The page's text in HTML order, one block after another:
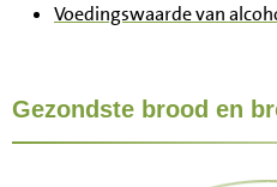
Voedingswaarde van
Gezondste brood en